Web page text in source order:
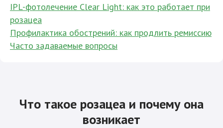
IPL-фотолечение Clear Light: как это работает при
розацеа
Профилактика обострений: как продлить ремиссию
Часто задаваемые вопросы
Что такое розацеа и почему она
возникает